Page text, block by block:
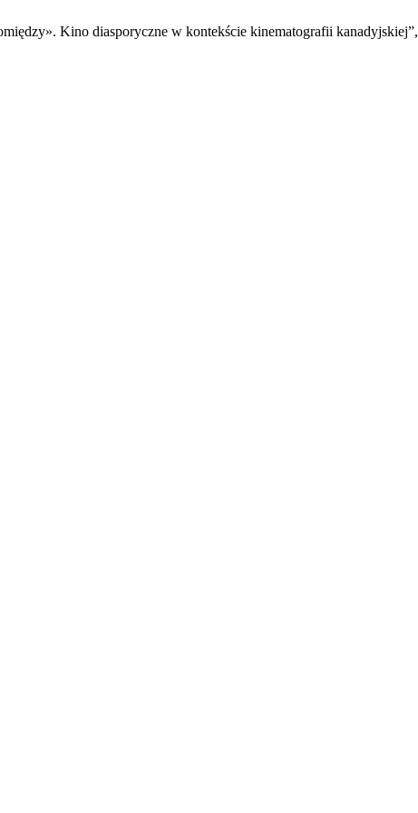
Kino diasporyczne w kontekście kinematografii kanadyjskiej”,